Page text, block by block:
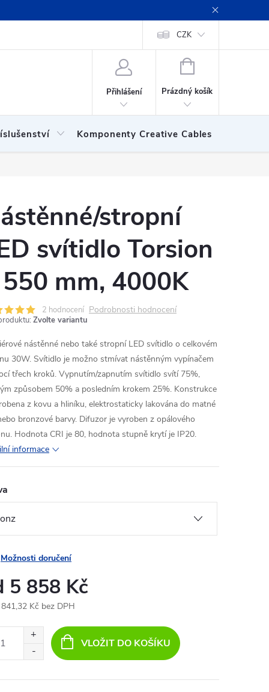
Podmínky ochrany
CZK
Přihlášení
NÁKUPNÍ
Prázdný košík
Komponenty Creative Cables
stropní
svítidlo Torsion
mm, 4000K
2 hodnocení Podrobnosti hodnocení
Zvolte variantu
nástěnné nebo také stropní LED svítidlo o celkovém
30W. Svítidlo je možno stmívat nástěnným vypínačem
třech kroků. Vypnutím/zapnutím svítidlo svítí 75%,
způsobem 50% a posledním krokem 25%. Konstrukce
z kovu a hliníku, elektrostaticky lakována do matné
bronzové barvy. Difuzor je vyroben z opálového
Hodnota CRI je 80, hodnota stupně krytí je IP20.
informace
Možnosti doručení
5 858 Kč
Kč bez DPH
VLOŽIT DO KOŠÍKU